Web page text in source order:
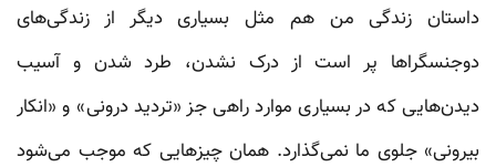
داستان زندگی من هم مثل بسیاری دیگر از زندگی‌های
دوجنسگراها پر است از درک نشدن، طرد شدن و آسیب
دیدن‌هایی که در بسیاری موارد راهی جز «تردید درونی» و «انکار
بیرونی» جلوی ما نمی‌گذارد. همان چیزهایی که موجب می‌شود